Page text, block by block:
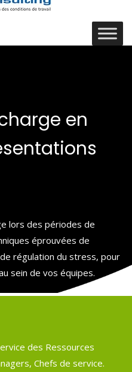
en
lors des périodes de
éprouvées de
régulation du stress, pour
sein de vos équipes.
des Ressources
Chefs de service.
& pédagogie
Ressources et outils
Suivi